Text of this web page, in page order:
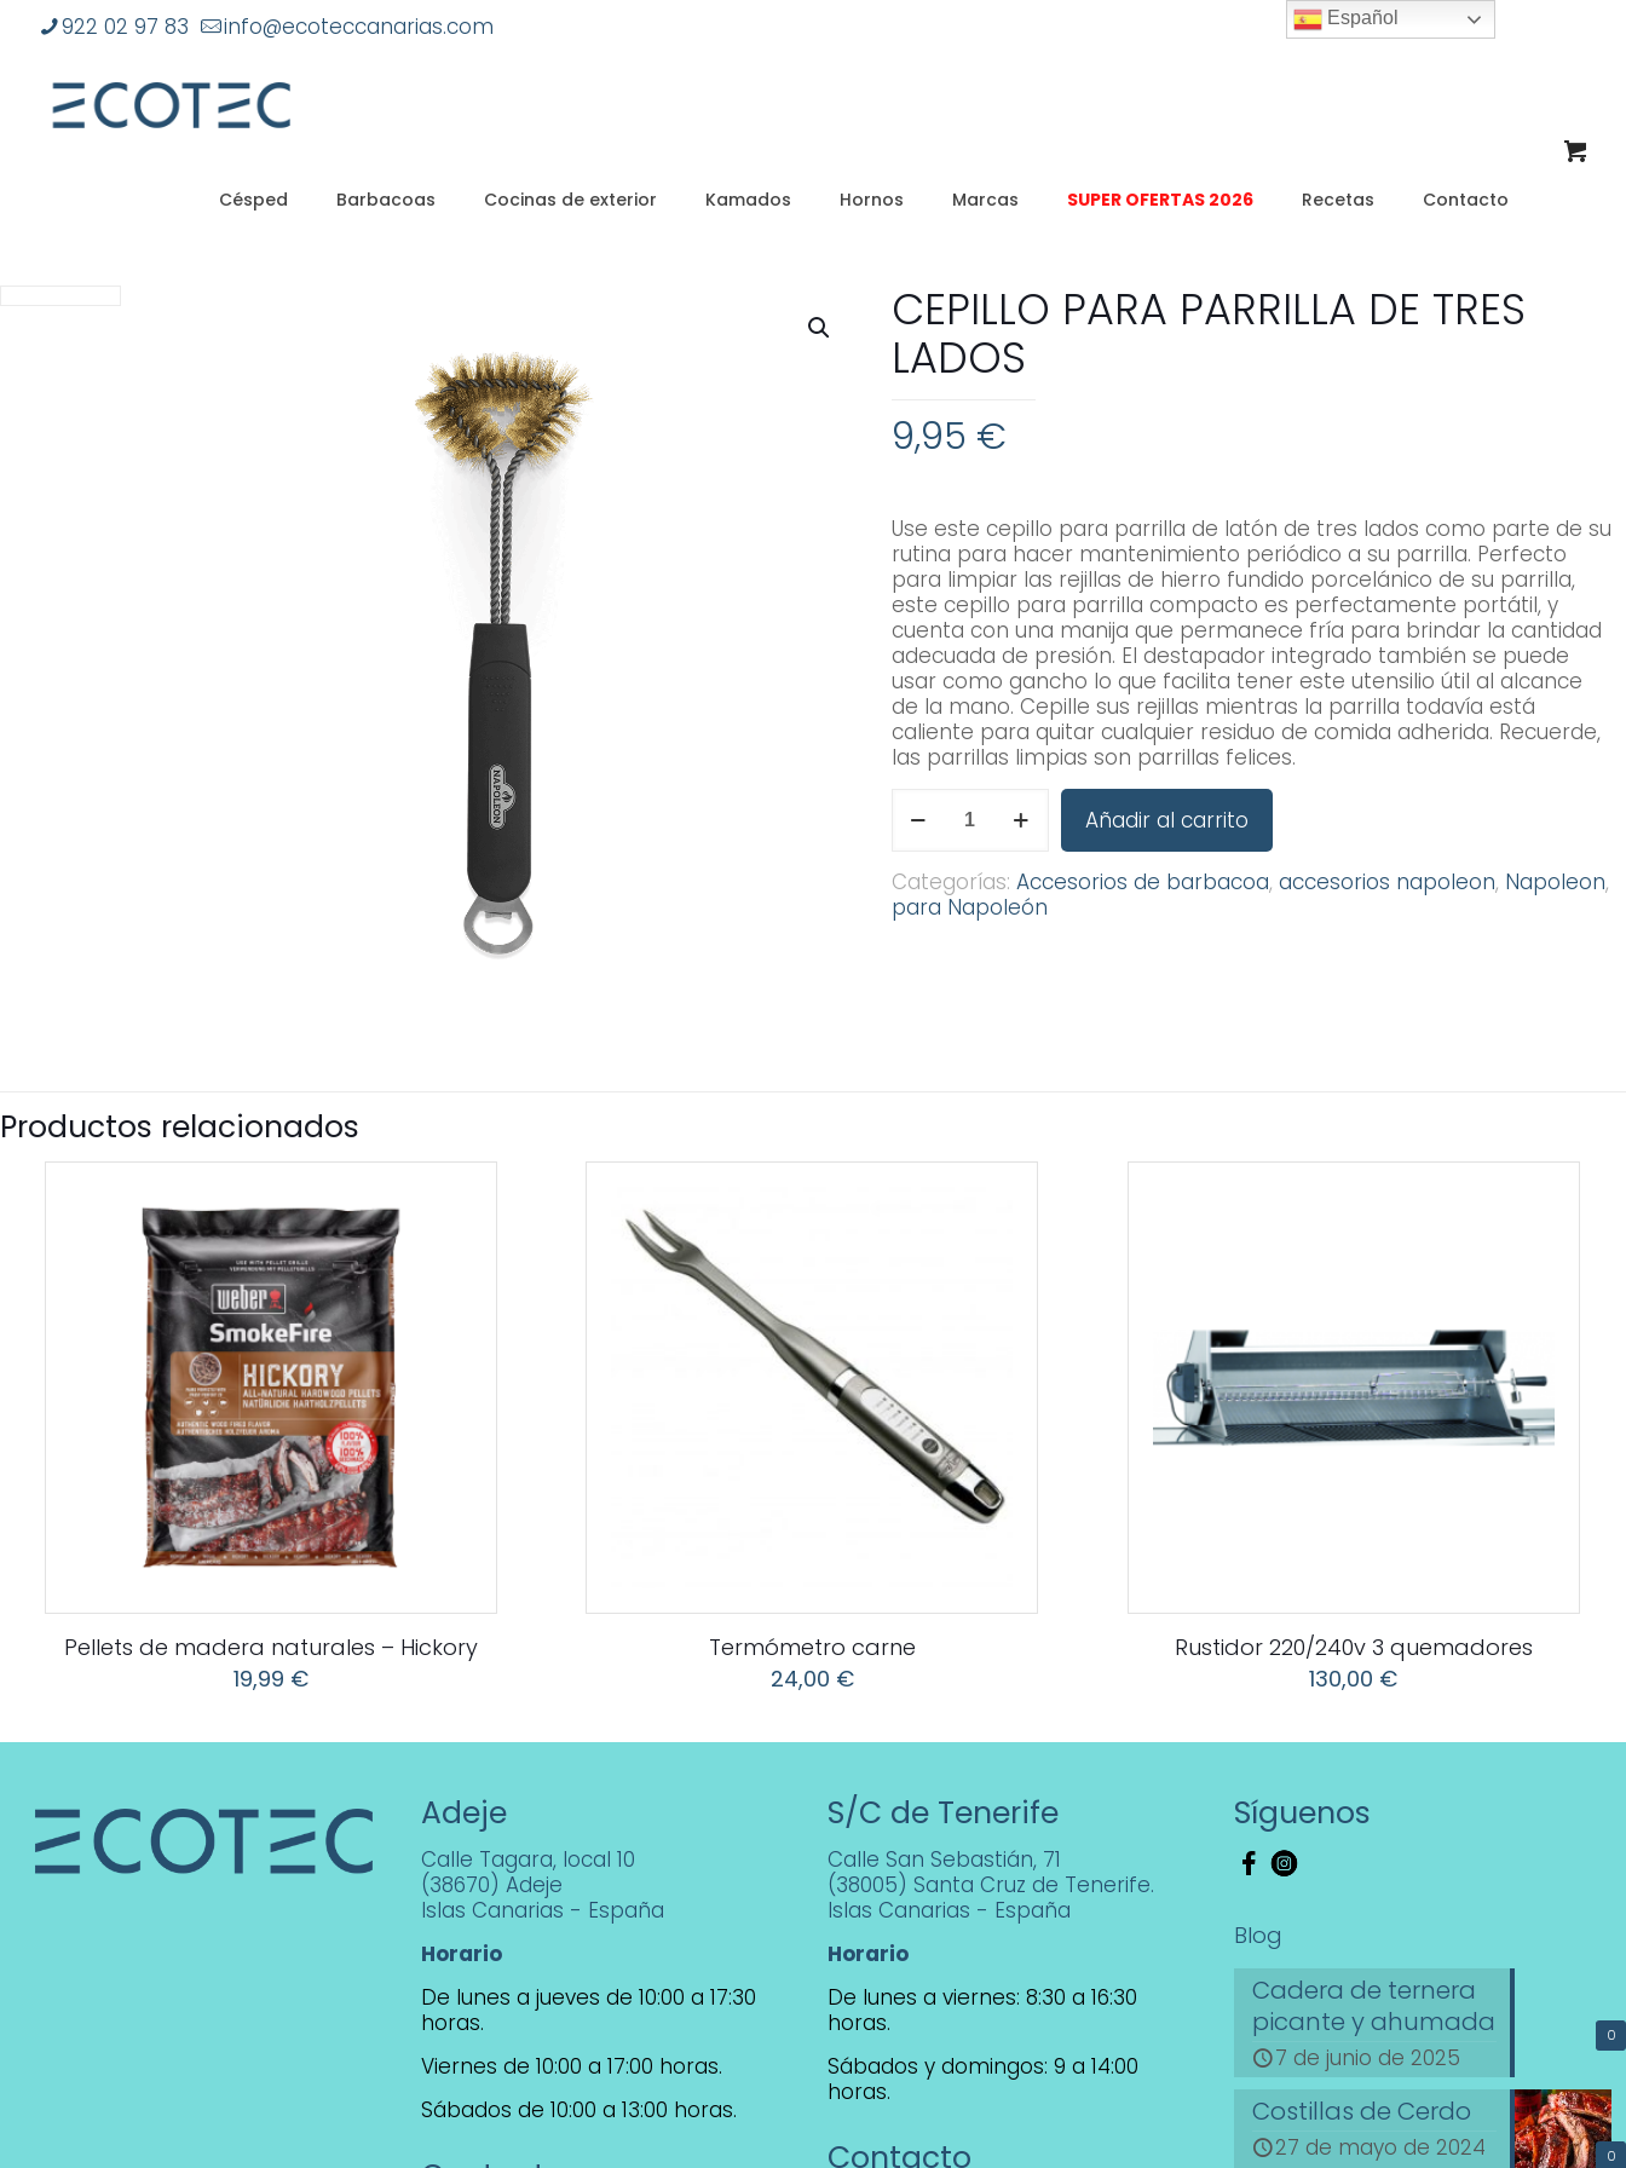
922 02 97 83 info@ecoteccanarias.com
Césped Barbacoas Cocinas de exterior Kamados Hornos Marcas SUPER OFERTAS 2026 Recetas Contacto
CEPILLO PARA PARRILLA DE TRES
LADOS
9,95 €
Use este cepillo para parrilla de latón de tres lados como parte de su
rutina para hacer mantenimiento periódico a su parrilla. Perfecto
para limpiar las rejillas de hierro fundido porcelánico de su parrilla,
este cepillo para parrilla compacto es perfectamente portátil, y
cuenta con una manija que permanece fría para brindar la cantidad
adecuada de presión. El destapador integrado también se puede
usar como gancho lo que facilita tener este utensilio útil al alcance
de la mano. Cepille sus rejillas mientras la parrilla todavía está
caliente para quitar cualquier residuo de comida adherida. Recuerde,
las parrillas limpias son parrillas felices.
PARA
DE
TRES
LADOS
Añadir al carrito
Categorías: Accesorios de barbacoa, accesorios napoleon, Napoleon,
para Napoleón
Productos relacionados
Pellets de madera naturales – Hickory
19,99 €
Termómetro carne
24,00 €
Rustidor 220/240v 3 quemadores
130,00 €
Adeje
Calle Tagara, local 10
(38670) Adeje
Islas Canarias - España
Horario
De lunes a jueves de 10:00 a 17:30
horas.
Viernes de 10:00 a 17:00 horas.
Sábados de 10:00 a 13:00 horas.
S/C de Tenerife
Calle San Sebastián, 71
(38005) Santa Cruz de Tenerife.
Islas Canarias - España
Horario
De lunes a viernes: 8:30 a 16:30
horas.
Sábados y domingos: 9 a 14:00
horas.
Contacto
Síguenos
Blog
0
Cadera de ternera
picante y ahumada
7 de junio de 2025
0
Costillas de Cerdo
27 de mayo de 2024
Español